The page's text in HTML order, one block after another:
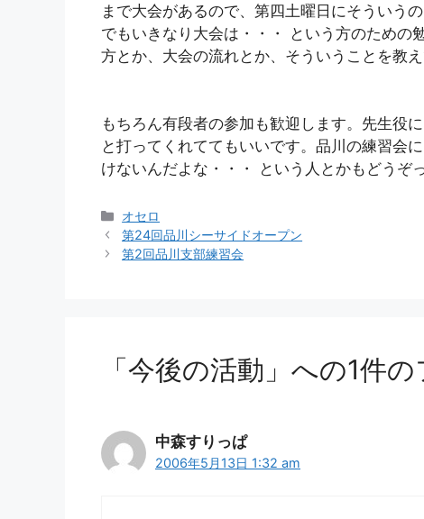
まで大会があるので、第四土曜日にそういう
でもいきなり大会は・・・ という方のための
方とか、大会の流れとか、そういうことを教
もちろん有段者の参加も歓迎します。先生役
と打ってくれててもいいです。品川の練習会
けないんだよな・・・ という人とかもどうぞ
カ
テ
ゴ
オセロ
第24回品川シーサイドオープン
第2回品川支部練習会
「今後の活動」への1件
中森すりっぱ
2006年5月13日 1:32 am